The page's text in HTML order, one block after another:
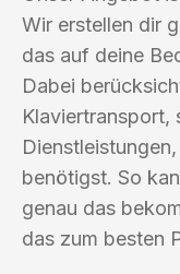
Wir erstellen dir
das auf deine
Dabei
Klaviertransport,
benötigst. So
genau das
das zum besten